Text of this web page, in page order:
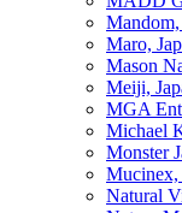
Mandom,
Maro,
Mason
Meiji,
MGA
Michael
Monster
Natural